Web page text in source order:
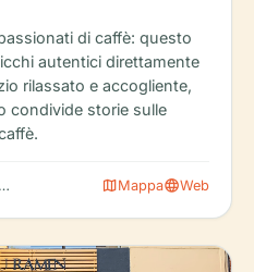
di caffè: questo
autentici direttamente
rilassato e accogliente,
condivide storie sulle
AM – 5:00 PM, Mercoledì: 6:30
mapMappalanguageWeb